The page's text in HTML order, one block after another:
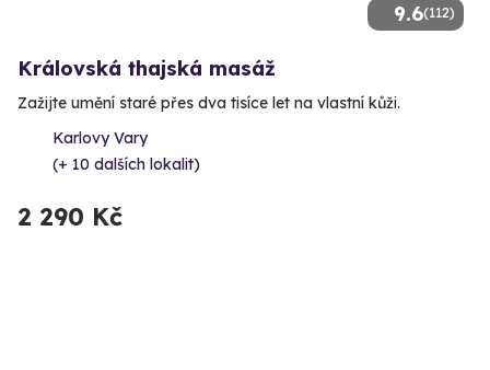
9.6(112)
Královská thajská masáž
Zažijte umění staré přes dva tisíce let na vlastní kůži.
Karlovy Vary
(+ 10 dalších lokalit)
2 290 Kč